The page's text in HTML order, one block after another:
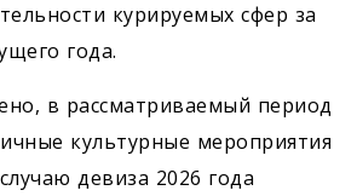
курируемых сфер за
года.
в рассматриваемый период
культурные мероприятия
девиза 2026 года